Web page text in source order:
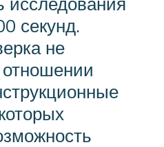
секунд.
не